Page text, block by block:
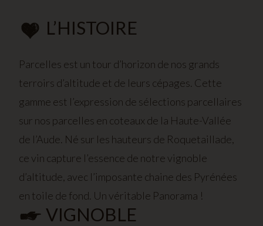
L’HISTOIRE
Parcelles est un tour d’horizon de nos grands
terroirs d’altitude et de leurs cépages. Cette
gamme est l’expression de sélections parcellaires
sur nos parcelles en coteaux de la Haute-Vallée
de l’Aude. Né sur les hauteurs de Roquetaillade,
ce vin capture l’essence de notre vignoble
d’altitude, avec l’imposante chaine des Pyrénées
en toile de fond. Un véritable Panorama !
VIGNOBLE